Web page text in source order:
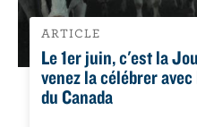
ARTICLE
Le 1er juin, c'est la
venez la célébrer
du Canada